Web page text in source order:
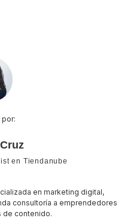
por:
en Tiendanube
en marketing digital,
consultoría a emprendedores
de contenido.